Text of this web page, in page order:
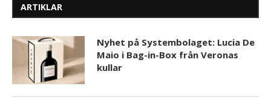
ARTIKLAR
Nyhet på Systembolaget: Lucia De
Maio i Bag-in-Box från Veronas
kullar